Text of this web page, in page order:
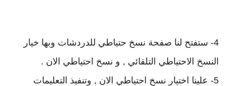
4- ستفتح لنا صفحة نسخ حتياطي للدردشات وبها خيار
النسخ الاحتياطي التلقائي , و نسخ احتياطي الان .
5- علينا اختيار نسخ احتياطي الان , وتنفيذ التعليمات